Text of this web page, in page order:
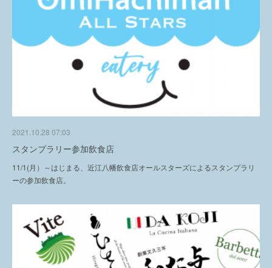
2021.10.28 07:03
スタンプラリー参加飲食店
11/1(月）～はじまる、近江八幡飲食店オールスターズによるスタンプラリ
ーの参加飲食店。